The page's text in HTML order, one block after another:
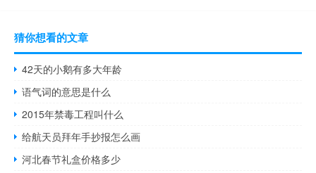
猜你想看的文章
42天的小鹅有多大年龄
语气词的意思是什么
2015年禁毒工程叫什么
给航天员拜年手抄报怎么画
河北春节礼盒价格多少